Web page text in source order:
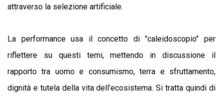
attraverso la selezione artificiale.
La performance usa il concetto di "caleidoscopio" per
riflettere su questi temi, mettendo in discussione il
rapporto tra uomo e consumismo, terra e sfruttamento,
dignità e tutela della vita dell’ecosistema. Si tratta quindi di